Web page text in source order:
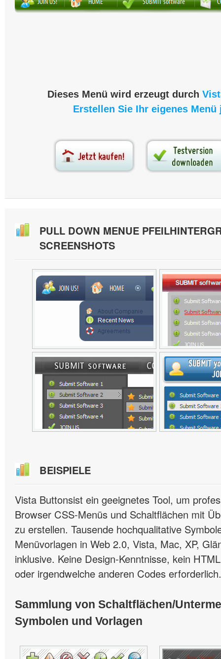
Dieses Menü wird erzeugt durch
Erstellen Sie Ihr eigenes Menü
PULL DOWN MENUE
SCREENSHOTS
BEISPIELE
Vista Buttonsist ein geeignetes Tool, um
Browser CSS-Menüs und Schaltflächen mit
zu erstellen. Tausende hochqualitative
Menüvorlagen in Web 2.0, Vista, Mac, XP,
inklusive. Keine Design-Kenntnisse, kein
oder irgendwelche anderen Codes erforderlich.
Sammlung von Schaltflächen/
Symbolen und Vorlagen